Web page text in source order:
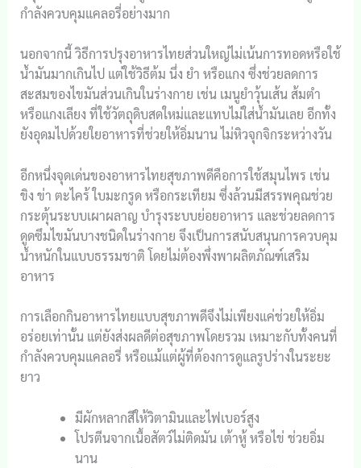
กำลังควบคุมแคลอรี่อย่างมาก
นอกจากนี้ วิธีการปรุงอาหารไทยส่วนใหญ่ไม่เน้นการทอดหรือใช้
น้ำมันมากเกินไป แต่ใช้วิธีต้ม นึ่ง ยำ หรือแกง ซึ่งช่วยลดการ
สะสมของไขมันส่วนเกินในร่างกาย เช่น เมนูยำวุ้นเส้น ส้มตำ
หรือแกงเลียง ที่ใช้วัตถุดิบสดใหม่และแทบไม่ใส่น้ำมันเลย อีกทั้ง
ยังอุดมไปด้วยใยอาหารที่ช่วยให้อิ่มนาน ไม่หิวจุกจิกระหว่างวัน
อีกหนึ่งจุดเด่นของอาหารไทยสุขภาพดีคือการใช้สมุนไพร เช่น
ขิง ข่า ตะไคร้ ใบมะกรูด หรือกระเทียม ซึ่งล้วนมีสรรพคุณช่วย
กระตุ้นระบบเผาผลาญ บำรุงระบบย่อยอาหาร และช่วยลดการ
ดูดซึมไขมันบางชนิดในร่างกาย จึงเป็นการสนับสนุนการควบคุม
น้ำหนักในแบบธรรมชาติ โดยไม่ต้องพึ่งพาผลิตภัณฑ์เสริม
อาหาร
การเลือกกินอาหารไทยแบบสุขภาพดีจึงไม่เพียงแค่ช่วยให้อิ่ม
อร่อยเท่านั้น แต่ยังส่งผลดีต่อสุขภาพโดยรวม เหมาะกับทั้งคนที่
กำลังควบคุมแคลอรี่ หรือแม้แต่ผู้ที่ต้องการดูแลรูปร่างในระยะ
ยาว
มีผักหลากสีให้วิตามินและไฟเบอร์สูง
โปรตีนจากเนื้อสัตว์ไม่ติดมัน เต้าหู้ หรือไข่ ช่วยอิ่ม
นาน